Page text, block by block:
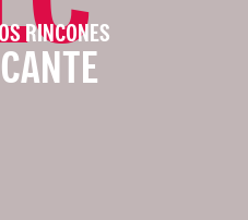
RINCONES